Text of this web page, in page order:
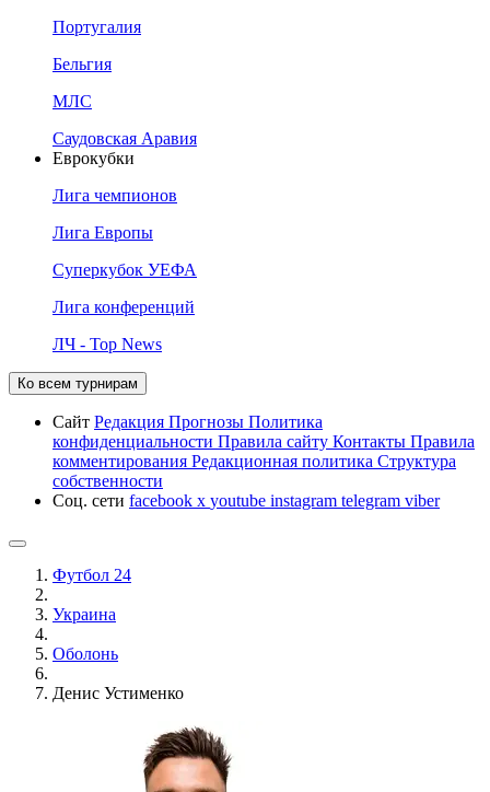
Португалия
Бельгия
МЛС
Саудовская Аравия
Еврокубки
Лига чемпионов
Лига Европы
Суперкубок УЕФА
Лига конференций
ЛЧ - Top News
Ко всем турнирам
Сайт Редакция Прогнозы Политика
конфиденциальности Правила сайту Контакты Правила
комментирования Редакционная политика Структура
собственности
Соц. сети facebook x youtube instagram telegram viber
Футбол 24
Украина
Оболонь
Денис Устименко